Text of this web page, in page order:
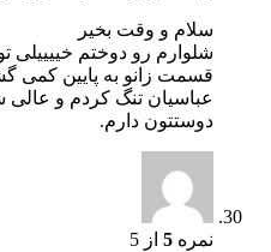
سلام و وقت بخیر
شلوارم رو دوختم خییییلی
قسمت زانو به پایین کمی
عباسیان تنگ کردم و عالی
دوستتون دارم.
نمره 5 از 5